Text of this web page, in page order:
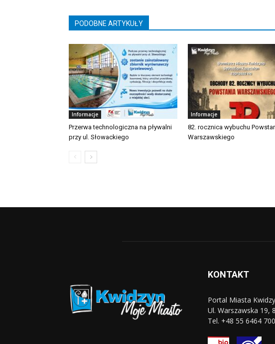
PODOBNE ARTYKUŁY
Informacje
Przerwa technologiczna na pływalni
przy ul. Słowackiego
Informacje
82. rocznica wybuchu
Warszawskiego
KONTAKT
Portal Miasta
Ul. Warszawska 19,
Tel. +48 55 6464